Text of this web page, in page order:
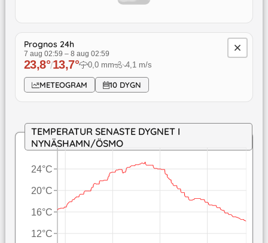
Prognos 24h
7 aug 02:59 – 8 aug 02:59
23,8°/13,7° 0,0 mm ↓4,1 m/s
METEOGRAM 10 DYGN
TEMPERATUR SENASTE DYGNET I
NYNÄSHAMN/ÖSMO
12°C
16°C
20°C
24°C